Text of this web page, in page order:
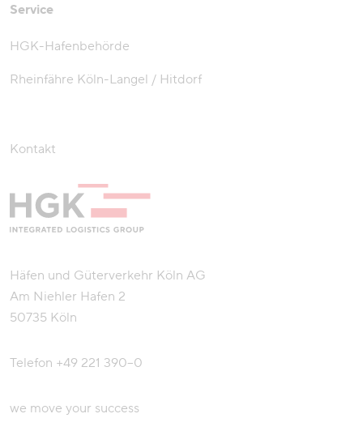
Service
HGK-Hafenbehörde
Rheinfähre Köln-Langel / Hitdorf
Kontakt
Häfen und Güterverkehr Köln AG
Am Niehler Hafen 2
50735 Köln
Telefon +49 221 390–0
we move your success